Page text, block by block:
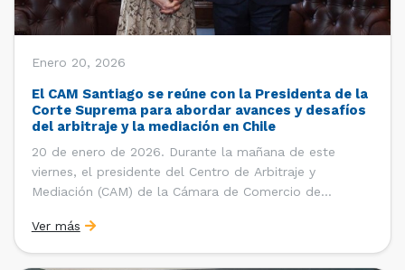
Enero 20, 2026
El CAM Santiago se reúne con la Presidenta de la
Corte Suprema para abordar avances y desafíos
del arbitraje y la mediación en Chile
20 de enero de 2026. Durante la mañana de este
viernes, el presidente del Centro de Arbitraje y
Mediación (CAM) de la Cámara de Comercio de
del CAM Santiago, Ximena Vial; y el gerente general de
la CCS, Carlos Soublette, sostuvieron un encuentro […]
Ver más